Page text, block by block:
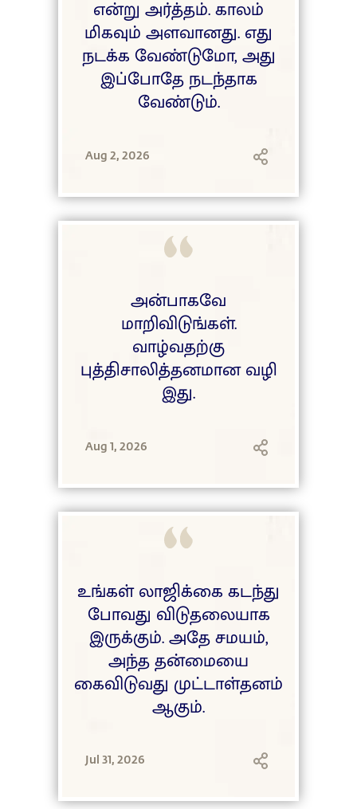
என்று அர்த்தம். காலம்
மிகவும் அளவானது. எது
நடக்க வேண்டுமோ, அது
இப்போதே நடந்தாக
வேண்டும்.
Aug 2, 2026
அன்பாகவே
மாறிவிடுங்கள்.
வாழ்வதற்கு
புத்திசாலித்தனமான வழி
இது.
Aug 1, 2026
உங்கள் லாஜிக்கை கடந்து
போவது விடுதலையாக
இருக்கும். அதே சமயம்,
அந்த தன்மையை
கைவிடுவது முட்டாள்தனம்
ஆகும்.
Jul 31, 2026